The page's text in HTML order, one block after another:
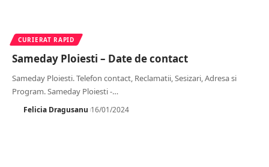
CURIERAT RAPID
Sameday Ploiesti – Date de contact
Sameday Ploiesti. Telefon contact, Reclamatii, Sesizari, Adresa si
Program. Sameday Ploiesti -…
Felicia Dragusanu 16/01/2024